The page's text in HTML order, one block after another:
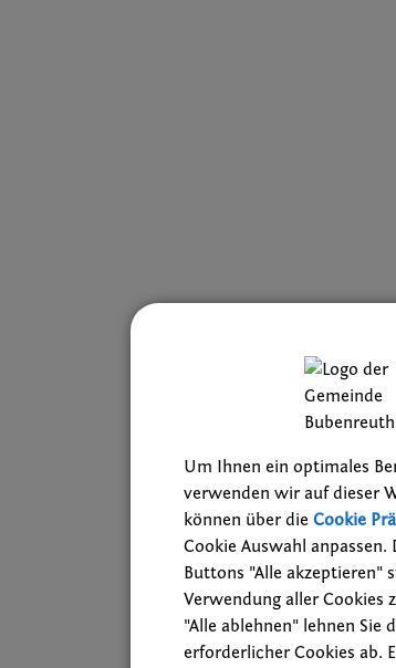
Für die
Bitte
Um Ihnen ein optimales
verwenden wir auf dieser
können über die Cookie
Cookie Auswahl anpassen.
Buttons "Alle akzeptieren"
Verwendung aller Cookies
"Alle ablehnen" lehnen Sie
erforderlicher Cookies ab.